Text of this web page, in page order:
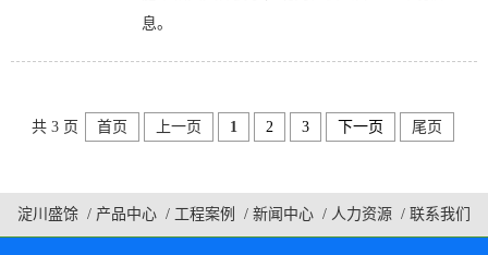
息。
共 3 页 首页 上一页 1 2 3 下一页 尾页
淀川盛馀 / 产品中心 / 工程案例 / 新闻中心 / 人力资源 / 联系我们